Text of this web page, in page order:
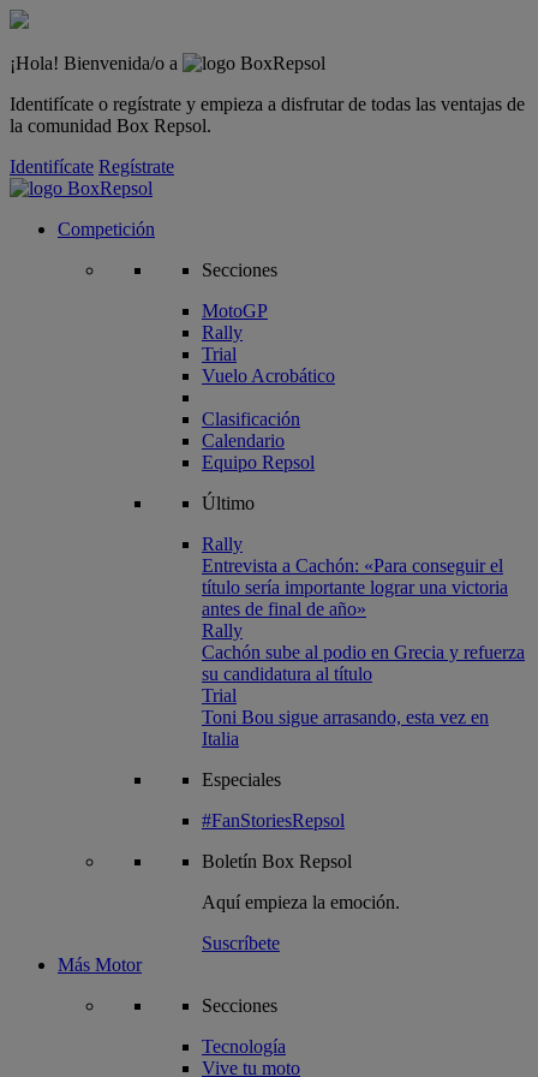
¡Hola! Bienvenida/o a
Identifícate o regístrate y empieza a disfrutar de todas las ventajas de
la comunidad Box Repsol.
Identifícate Regístrate
Competición
Secciones
MotoGP
Rally
Trial
Vuelo Acrobático
Clasificación
Calendario
Equipo Repsol
Último
Rally
Entrevista a Cachón: «Para conseguir el
título sería importante lograr una victoria
antes de final de año»
Rally
Cachón sube al podio en Grecia y refuerza
su candidatura al título
Trial
Toni Bou sigue arrasando, esta vez en
Italia
Especiales
#FanStoriesRepsol
Boletín Box Repsol
Aquí empieza la emoción.
Suscríbete
Más Motor
Secciones
Tecnología
Vive tu moto